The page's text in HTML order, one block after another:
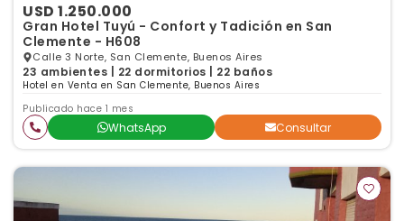
USD 1.250.000
Gran Hotel Tuyú - Confort y Tadición en San
Clemente - H608
Calle 3 Norte, San Clemente, Buenos Aires
23 ambientes | 22 dormitorios | 22 baños
Hotel en Venta en San Clemente, Buenos Aires
Publicado hace 1 mes
WhatsApp Consultar